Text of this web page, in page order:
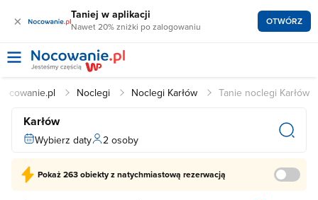
× Taniej w aplikacji
Nawet 20% zniżki po zalogowaniu OTWÓRZ
Noclegi Noclegi Karłów Tanie noclegi Karłów
Karłów
Wybierz daty 2 osoby
Pokaż263 obiektyz natychmiastową rezerwacją